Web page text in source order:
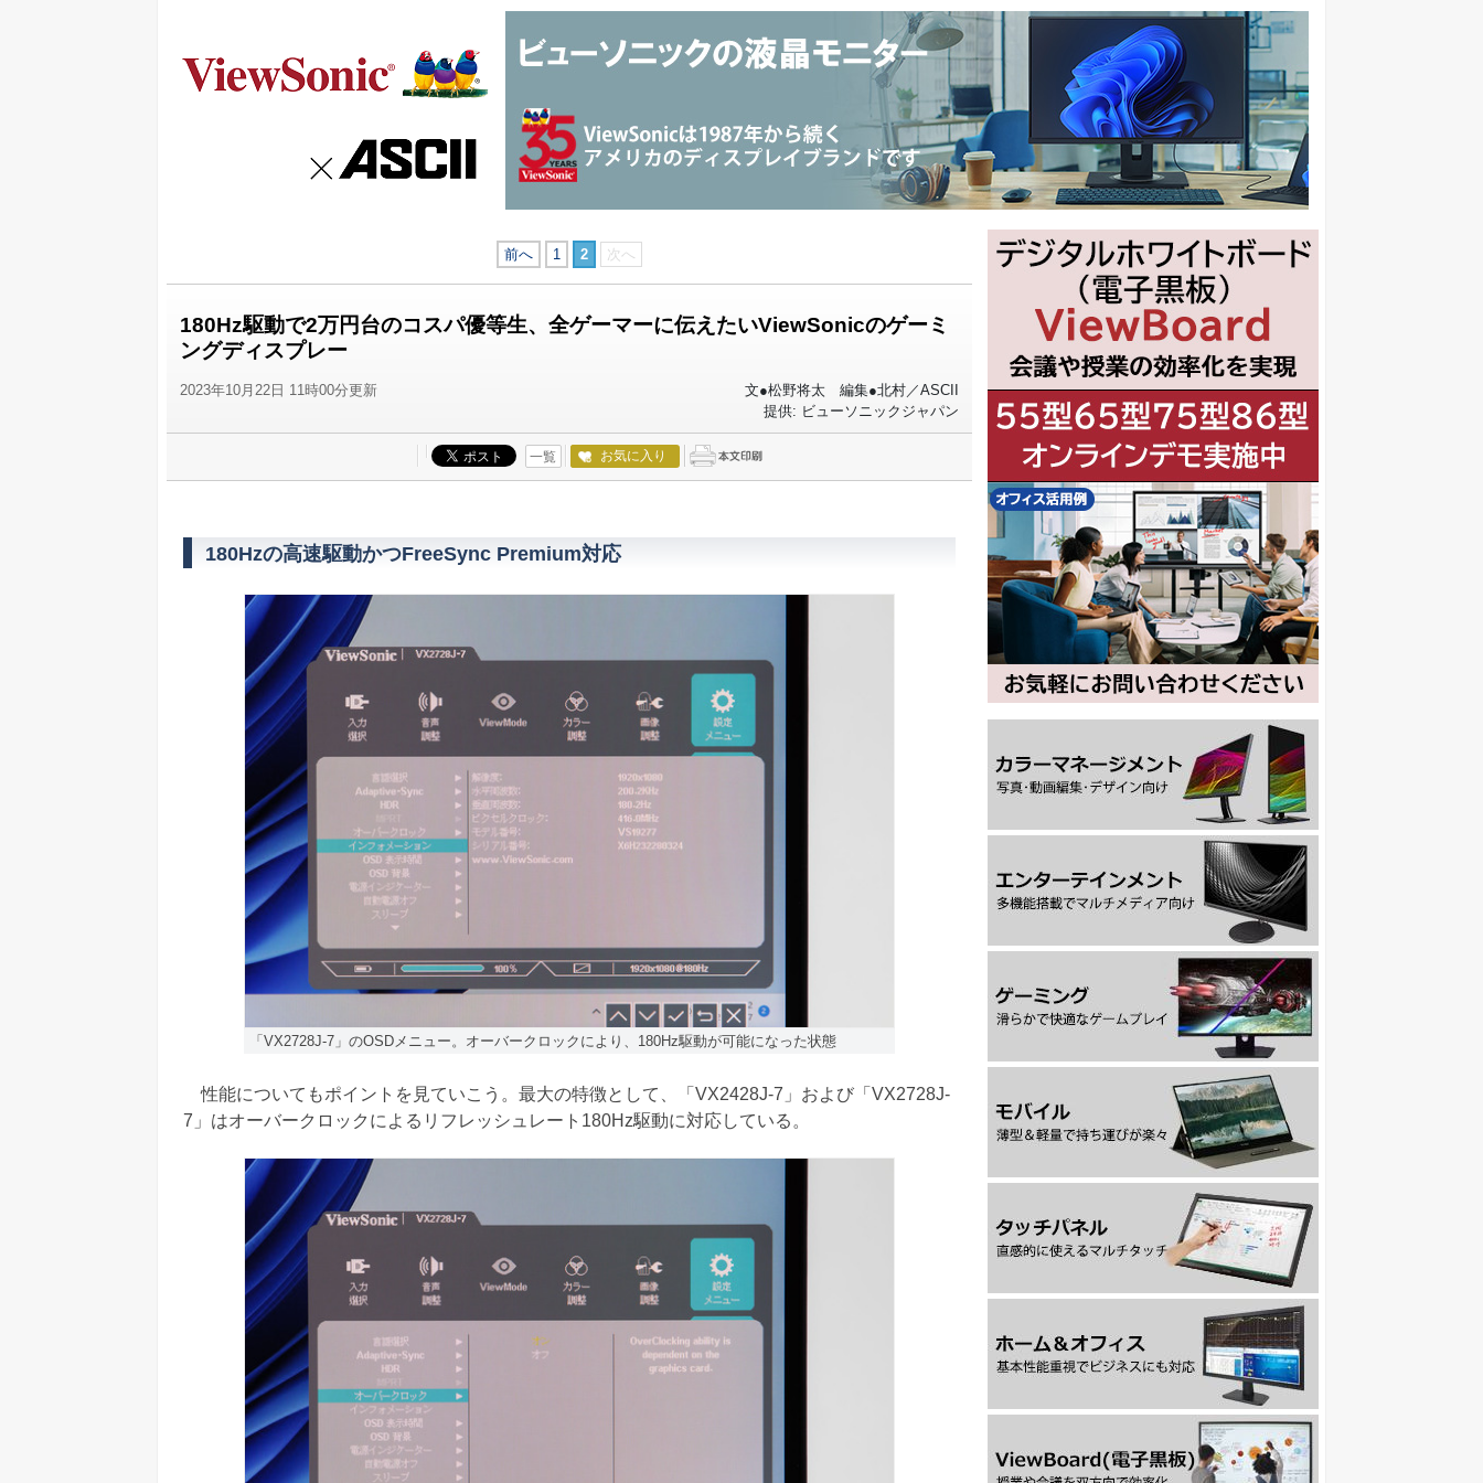
前へ 1 2 次へ
180Hz駆動で2万円台のコスパ優等生、全ゲーマーに伝えたいViewSonicのゲーミ
ングディスプレー
2023年10月22日 11時00分更新
文●松野将太 編集●北村／ASCII
提供: ビューソニックジャパン
一覧 お気に入り
180Hzの高速駆動かつFreeSync Premium対応
「VX2728J-7」のOSDメニュー。オーバークロックにより、180Hz駆動が可能になった状態
性能についてもポイントを見ていこう。最大の特徴として、「VX2428J-7」および「VX2728J-
7」はオーバークロックによるリフレッシュレート180Hz駆動に対応している。